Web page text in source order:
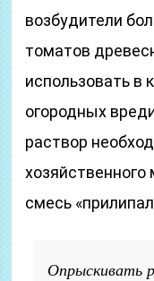
возбудители
томатов
использовать в
огородных
раствор
смесь
Опрыскивать